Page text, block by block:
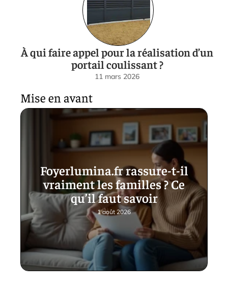
À qui faire appel pour la réalisation d’un
portail coulissant ?
11 mars 2026
Mise en avant
Foyerlumina.fr rassure-t-il
vraiment les familles ? Ce
qu’il faut savoir
1 août 2026